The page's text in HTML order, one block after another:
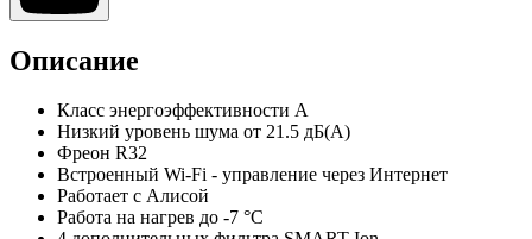
Описание
Класс энергоэффективности A
Низкий уровень шума от 21.5 дБ(А)
Фреон R32
Встроенный Wi-Fi - управление через Интернет
Работает с Алисой
Работа на нагрев до -7 °С